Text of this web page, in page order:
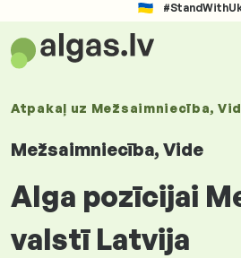
Atpakaļ uz Mežsaimniecība,
Mežsaimniecība, Vide
Alga pozīcijai
valstī Latvija